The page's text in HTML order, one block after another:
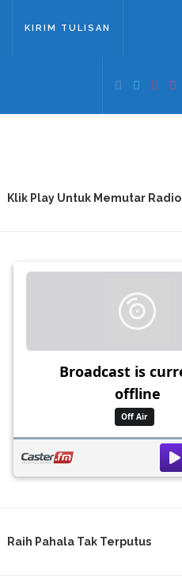
KIRIM TULISAN
Klik Play Untuk Memutar Radio
Raih Pahala Tak Terputus